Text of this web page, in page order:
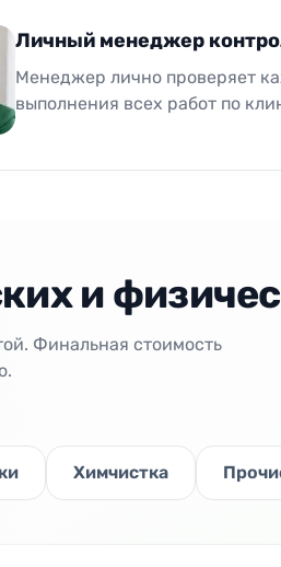
Личный менеджер
Менеджер лично проверяет
выполнения всех работ по
и
Финальная стоимость
Химчистка